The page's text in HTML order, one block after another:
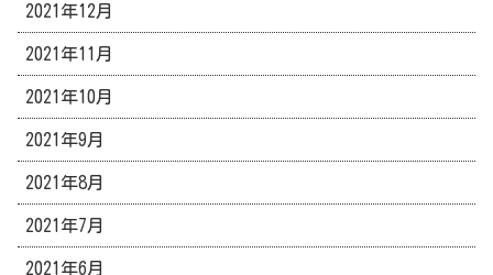
2021年12月
2021年11月
2021年10月
2021年9月
2021年8月
2021年7月
2021年6月